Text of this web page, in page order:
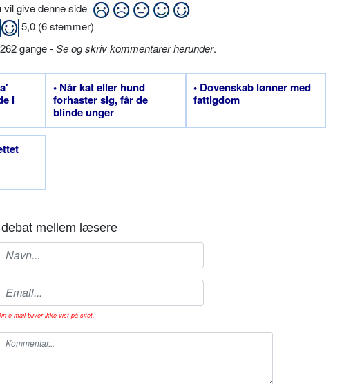
give denne side
5,0 (6stemmer)
gange -Se og skriv kommentarer herunder.
i
• Når kat eller hund
forhaster sig, får de
blinde unger
• Dovenskab lønner med
fattigdom
mellem læsere
e-mail bliver ikke vist på sitet.